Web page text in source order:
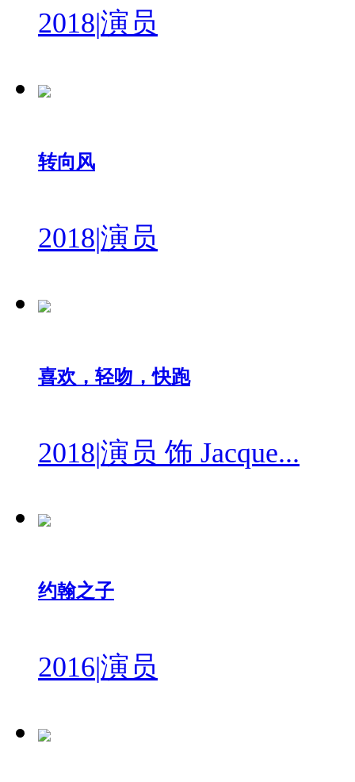
2018|演员
转向风
2018|演员
喜欢，轻吻，快跑
2018|演员 饰 Jacque...
约翰之子
2016|演员